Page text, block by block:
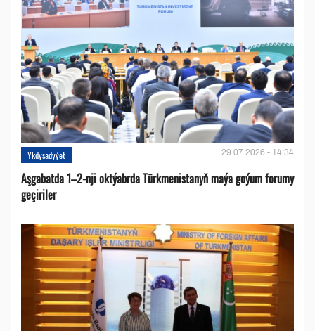
Ykdysadyýet 29.07.2026 - 14:34
Aşgabatda 1–2-nji oktýabrda Türkmenistanyň maýa goýum forumy
geçiriler